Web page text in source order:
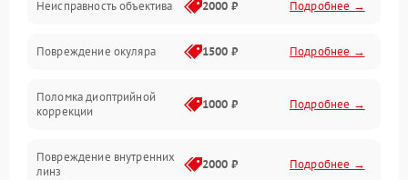
Электропитание
Электроника
Аксессуары
Неисправность объектива 2000 ₽ Подробнее →
Повреждение окуляра 1500 ₽ Подробнее →
Поломка диоптрийной
коррекции
1000 ₽ Подробнее →
Повреждение внутренних
линз
2000 ₽ Подробнее →